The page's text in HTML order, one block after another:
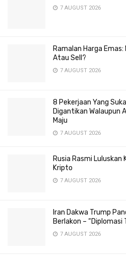
7 AUGUST 2026
Ramalan Harga Emas:
Atau Sell?
7 AUGUST 2026
8 Pekerjaan Yang
Digantikan Walaupun
Maju
7 AUGUST 2026
Rusia Rasmi Luluskan
Kripto
7 AUGUST 2026
Iran Dakwa Trump
Berlakon – “Diplomasi
7 AUGUST 2026